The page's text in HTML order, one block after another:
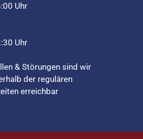
:00 Uhr
:30 Uhr
& Störungen sind wir
der regulären
erreichbar